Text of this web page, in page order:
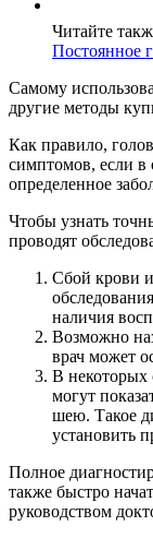
Читайте
Постоянное
Самому
другие методы
Как правило,
симптомов, если в
определенное
Чтобы узнать
проводят
Сбой крови
наличия
Возможно
врач может
В некоторых
могут
шею. Такое
установить
Полное
также быстро
руководством